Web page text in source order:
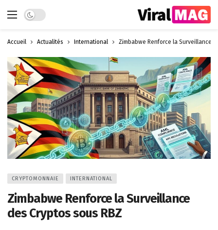
Dark mode
Accueil Actualités International Zimbabwe Renforce la Surveillance
CRYPTOMONNAIE INTERNATIONAL
Zimbabwe Renforce la Surveillance
des Cryptos sous RBZ